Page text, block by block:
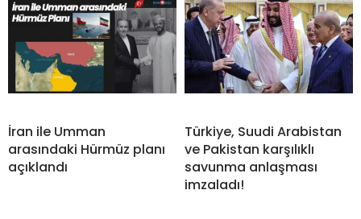
İran ile Umman
arasındaki Hürmüz planı
açıklandı
Türkiye, Suudi Arabistan
ve Pakistan karşılıklı
savunma anlaşması
imzaladı!